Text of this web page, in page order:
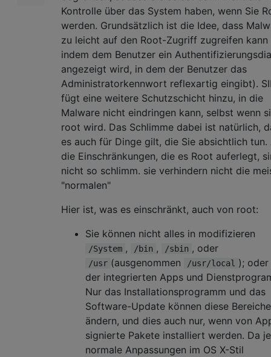
Kontrolle über das System haben, wenn Sie
werden. Grundsätzlich ist die Idee, dass
zu leicht auf den Root-Zugriff zugreifen kann
indem dem Benutzer ein
angezeigt wird, in dem der Benutzer das
Administratorkennwort reflexartig eingibt).
fügt eine weitere Schutzschicht hinzu, in die
Malware nicht eindringen kann, selbst wenn
root wird. Das Schlimme dabei ist natürlich,
es auch für Dinge gilt, die Sie absichtlich tun.
die Einschränkungen, die es Root auferlegt,
nicht so schlimm. sie verhindern nicht die
"normalen"
Hier ist, was es einschränkt, auch von root:
Sie können nicht alles in modifizieren
/System , /bin , /sbin , oder
/usr (ausgenommen /usr/local ); oder
der integrierten Apps und
Nur das Installationsprogramm und das
Software-Update können diese Bereiche
ändern, und dies auch nur, wenn von
signierte Pakete installiert werden. Da
normale Anpassungen im OS X-Stil